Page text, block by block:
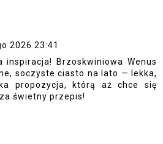
2026 23:41
inspiracja! Brzoskwiniowa Wenus
soczyste ciasto na lato — lekka,
propozycja, którą aż chce się
świetny przepis!